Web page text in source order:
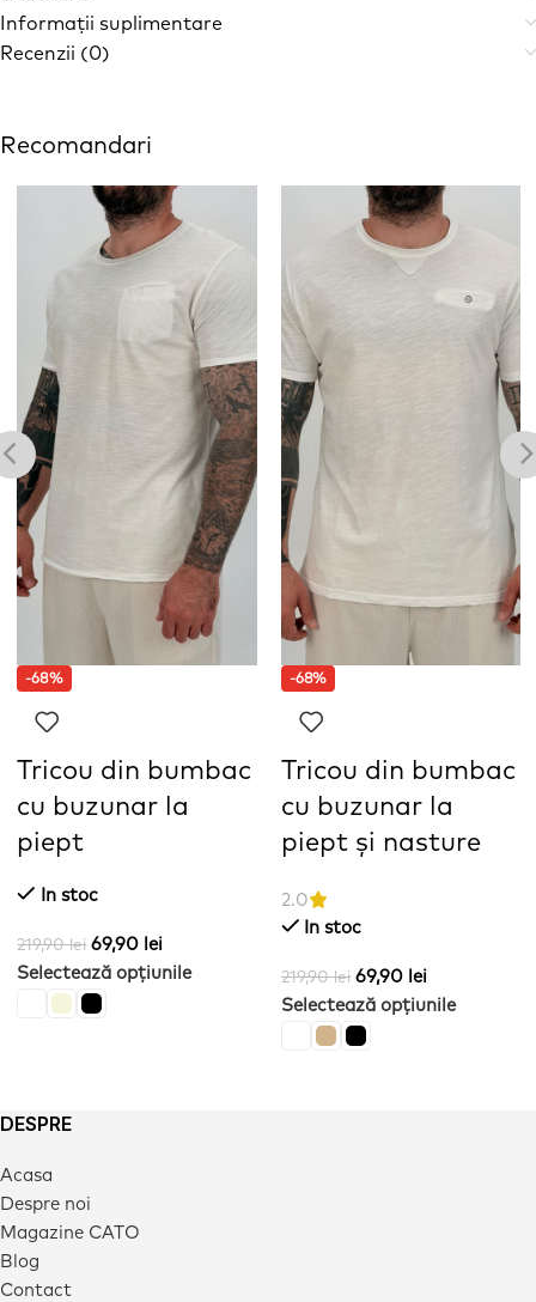
Informații suplimentare
Recenzii (0)
Recomandari
-68%
Tricou din bumbac
cu buzunar la
piept
In stoc
219,90lei 69,90 lei
Selectează opțiunile
-68%
Tricou din bumbac
cu buzunar la
piept și nasture
2.0
In stoc
219,90lei 69,90 lei
Selectează opțiunile
DESPRE
Acasa
Despre noi
Magazine CATO
Blog
Contact